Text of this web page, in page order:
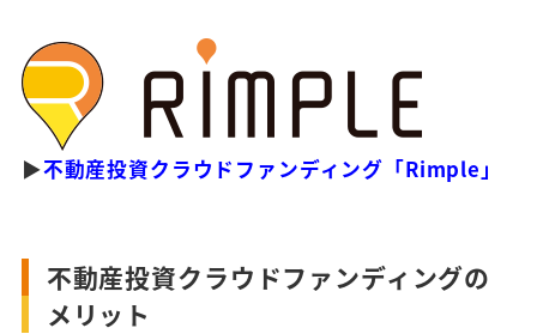
▶不動産投資クラウドファンディング「Rimple」
不動産投資クラウドファンディングの
メリット